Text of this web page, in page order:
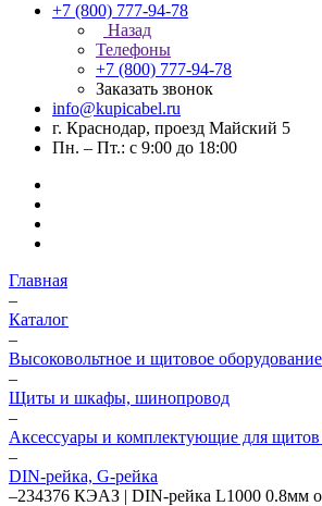
+7 (800) 777-94-78
Назад
Телефоны
+7 (800) 777-94-78
Заказать звонок
info@kupicabel.ru
г. Краснодар, проезд Майский 5
Пн. – Пт.: с 9:00 до 18:00
Главная
–
Каталог
–
Высоковольтное и щитовое оборудование
–
Щиты и шкафы, шинопровод
–
Аксессуары и комплектующие для
–
DIN-рейка, G-рейка
–234376 КЭАЗ | DIN-рейка L1000 0.8мм